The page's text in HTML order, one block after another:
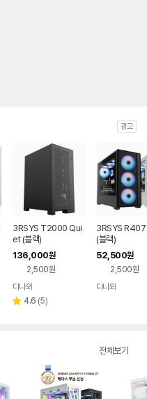
광고
3RSYS T2000 Qui
et (블랙)
136,000원
2,500원
페이
다나와
별 4.6 리
(5)
3RSYS R407
(블랙)
52,500원
2,500원
다나와
전체보기